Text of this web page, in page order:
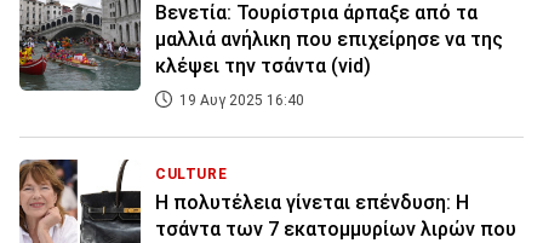
Βενετία: Τουρίστρια άρπαξε από τα
μαλλιά ανήλικη που επιχείρησε να της
κλέψει την τσάντα (vid)
19 Αυγ 2025 16:40
CULTURE
H πολυτέλεια γίνεται επένδυση: Η
τσάντα των 7 εκατομμυρίων λιρών που